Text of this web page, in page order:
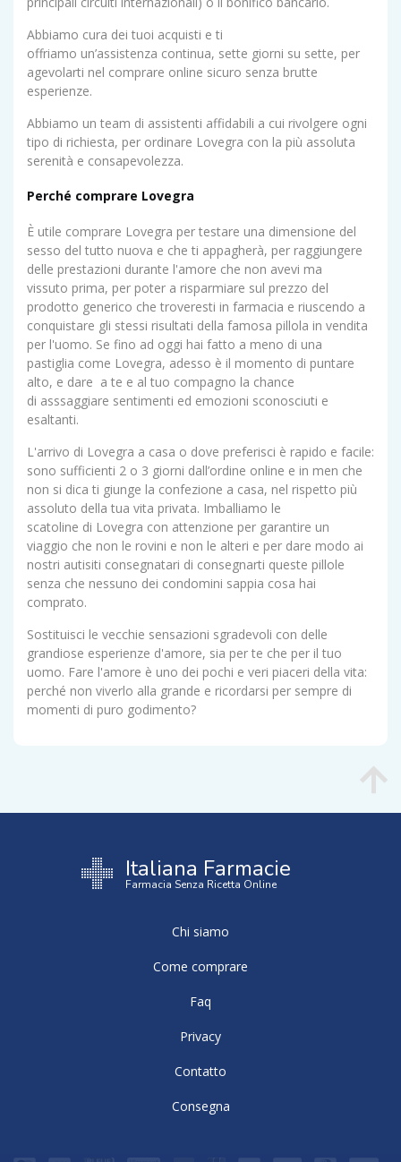
Abbiamo cura dei tuoi acquisti e ti
offriamo un’assistenza continua, sette giorni su sette, per
agevolarti nel comprare online sicuro senza brutte
esperienze.
Abbiamo un team di assistenti affidabili a cui rivolgere ogni
tipo di richiesta, per ordinare Lovegra con la più assoluta
serenità e consapevolezza.
Perché comprare Lovegra
È utile comprare Lovegra per testare una dimensione del
sesso del tutto nuova e che ti appagherà, per raggiungere
delle prestazioni durante l'amore che non avevi ma
vissuto prima, per poter a risparmiare sul prezzo del
prodotto generico che troveresti in farmacia e riuscendo a
conquistare gli stessi risultati della famosa pillola in vendita
per l'uomo. Se fino ad oggi hai fatto a meno di una
pastiglia come Lovegra, adesso è il momento di puntare
alto, e dare a te e al tuo compagno la chance
di asssaggiare sentimenti ed emozioni sconosciuti e
esaltanti.
L'arrivo di Lovegra a casa o dove preferisci è rapido e facile:
sono sufficienti 2 o 3 giorni dall’ordine online e in men che
non si dica ti giunge la confezione a casa, nel rispetto più
assoluto della tua vita privata. Imballiamo le
scatoline di Lovegra con attenzione per garantire un
viaggio che non le rovini e non le alteri e per dare modo ai
nostri autisiti consegnatari di consegnarti queste pillole
senza che nessuno dei condomini sappia cosa hai
comprato.
Sostituisci le vecchie sensazioni sgradevoli con delle
grandiose esperienze d'amore, sia per te che per il tuo
uomo. Fare l'amore è uno dei pochi e veri piaceri della vita:
perché non viverlo alla grande e ricordarsi per sempre di
momenti di puro godimento?
Italiana Farmacie
Farmacia Senza Ricetta Online
Chi siamo
Come comprare
Faq
Privacy
Contatto
Consegna